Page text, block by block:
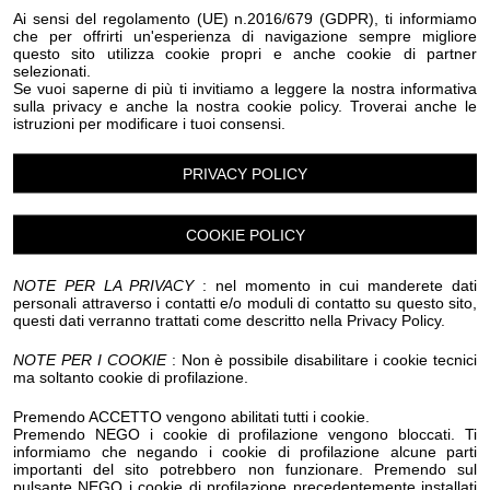
Ai sensi del regolamento (UE) n.2016/679 (GDPR), ti informiamo
che per offrirti un'esperienza di navigazione sempre migliore
questo sito utilizza cookie propri e anche cookie di partner
selezionati.
Se vuoi saperne di più ti invitiamo a leggere la nostra informativa
sulla privacy e anche la nostra cookie policy. Troverai anche le
istruzioni per modificare i tuoi consensi.
PRIVACY POLICY
COOKIE POLICY
NOTE PER LA PRIVACY: nel momento in cui manderete dati
personali attraverso i contatti e/o moduli di contatto su questo sito,
questi dati verranno trattati come descritto nella Privacy Policy.
NOTE PER I COOKIE: Non è possibile disabilitare i cookie tecnici
ma soltanto cookie di profilazione.
Premendo ACCETTO vengono abilitati tutti i cookie.
Premendo NEGO i cookie di profilazione vengono bloccati. Ti
informiamo che negando i cookie di profilazione alcune parti
importanti del sito potrebbero non funzionare. Premendo sul
pulsante NEGO i cookie di profilazione precedentemente installati
Eventi Halloween Olivetta San Michele
Eventi Halloween OspedalettiEventi Halloween Perinaldo
Eventi Halloween Pietrabruna
Eventi Halloween Pieve Di TecoEventi Halloween Pigna
Eventi Halloween Pompeiana
Eventi Halloween Pontedassio
Eventi Halloween PornassioEventi Halloween Prela'
Eventi Halloween RanzoEventi Halloween Rezzo
Eventi Halloween Riva Ligure
Eventi Halloween Rocchetta Nervina
Eventi Halloween San Bartolomeo al Mare
Eventi Halloween San Biagio della Cima
Eventi Halloween San Lorenzo al Mare
Eventi Halloween Sanremo
Eventi Halloween Santo Stefano al Mare
Eventi Halloween Taggia Eventi Halloween Terzorio
Eventi Halloween TrioraEventi Halloween Vallebona
Eventi Halloween Vallecrosia al Mare
Eventi Halloween VasiaEventi Halloween Ventimiglia
Eventi Halloween VessalicoEventi Halloween Villa Faraldi
Eventi Halloween AndoraEventi Halloween Alassio